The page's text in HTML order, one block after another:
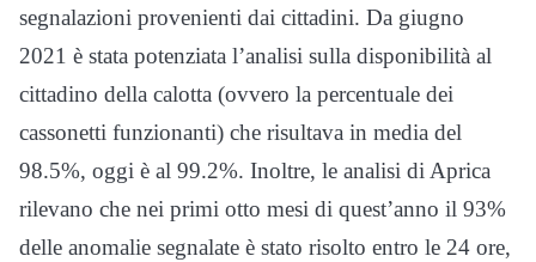
segnalazioni provenienti dai cittadini. Da giugno
2021 è stata potenziata l’analisi sulla disponibilità al
cittadino della calotta (ovvero la percentuale dei
cassonetti funzionanti) che risultava in media del
98.5%, oggi è al 99.2%. Inoltre, le analisi di Aprica
rilevano che nei primi otto mesi di quest’anno il 93%
delle anomalie segnalate è stato risolto entro le 24 ore,